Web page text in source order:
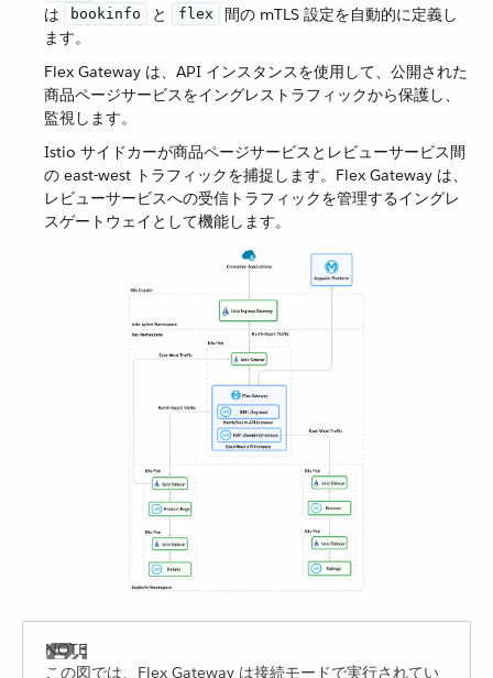
は ​
bookinfo ​ と ​ flex
​ 間の mTLS 設定を自動的に定義し
ます。
Flex Gateway は、API インスタンスを使用して、公開された
商品ページサービスをイングレストラフィックから保護し、
監視します。
Istio サイドカーが商品ページサービスとレビューサービス間
の east-west トラフィックを捕捉します。Flex Gateway は、
レビューサービスへの受信トラフィックを管理するイングレ
スゲートウェイとして機能します。
この図では、Flex Gateway は接続モードで実行されてい